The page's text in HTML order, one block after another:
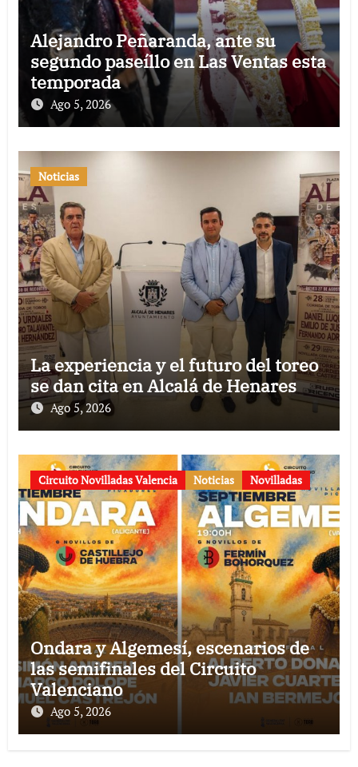
Alejandro Peñaranda, ante su
segundo paseíllo en Las Ventas esta
temporada
Ago 5, 2026
Noticias
La experiencia y el futuro del toreo
se dan cita en Alcalá de Henares
Ago 5, 2026
Circuito Novilladas Valencia Noticias Novilladas
Ondara y Algemesí, escenarios de
las semifinales del Circuito
Valenciano
Ago 5, 2026